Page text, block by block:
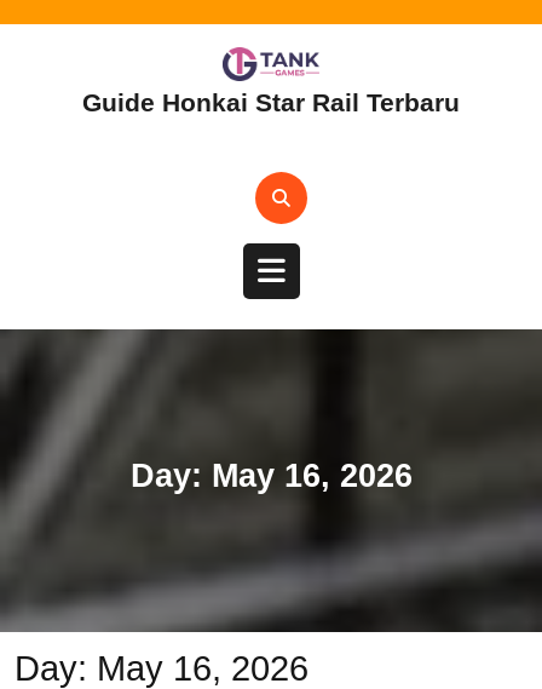
Guide Honkai Star Rail Terbaru
Day: May 16, 2026
Day: May 16, 2026